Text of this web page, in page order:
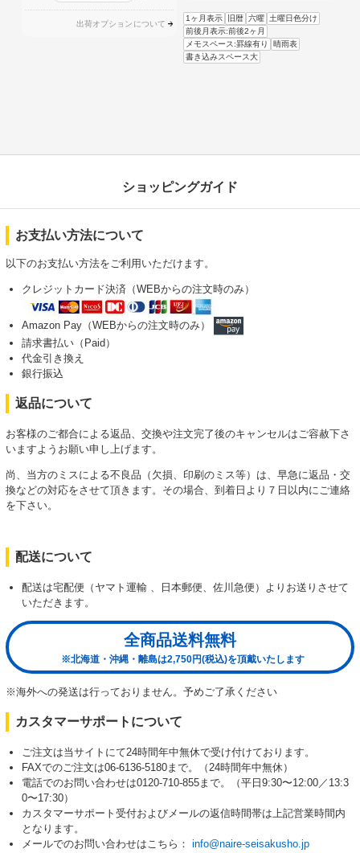
出荷オプションについて
1ヶ月表示 旧暦 六曜 土曜日色分け
前後月表示:前後2ヶ月
メモスペース:罫線有り
晴雨表
書き込みスペース大
ショッピングガイド
お支払い方法について
以下のお支払い方法をご利用いただけます。
クレジットカード決済（WEBからの注文時のみ）
Amazon Pay（WEBからの注文時のみ）
請求書払い（Paid）
代金引き換え
銀行振込
返品について
お客様のご都合による返品、交換や注文完了後のキャンセルはご容赦下さ
いますようお願い申し上げます。
尚、当方のミスによる不良品（欠損、印刷のミス等）は、早急に返品・交
換などの対応をさせて頂きます。その場合、到着日より７日以内にご連絡
を下さい。
配送について
配送は宅配便（ヤマト運輸 、日本郵便、佐川急便）よりお送りさせて
いただきます。
全商品送料無料
※北海道・沖縄・離島は2,750円(税込)を頂戴いたします
※海外への発送は行っておりません。予めご了承ください
カスタマーサポートについて
ご注文は当サイトにて24時間年中無休で受け付けております。
FAXでのご注文は06-6136-5180まで。（24時間年中無休）
電話でのお問い合わせは0120-710-855まで。（平日9:30〜12:00／13:3
0〜17:30）
カスタマーサポート受付およびメールの返信時間帯は上記営業時間内
となります。
メールでのお問い合わせはこちら： info@naire-seisakusho.jp